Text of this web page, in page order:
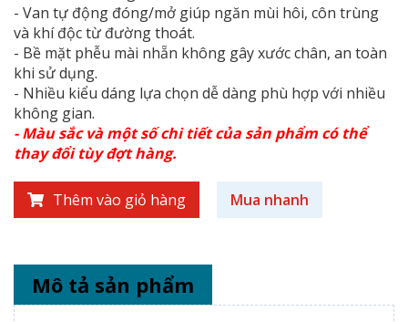
- Van tự động đóng/mở giúp ngăn mùi hôi, côn trùng
và khí độc từ đường thoát.
- Bề mặt phễu mài nhẵn không gây xước chân, an toàn
khi sử dụng.
- Nhiều kiểu dáng lựa chọn dễ dàng phù hợp với nhiều
không gian.
- Màu sắc và một số chi tiết của sản phẩm có thể
thay đổi tùy đợt hàng.
Thêm vào giỏ hàng Mua nhanh
Mô tả sản phẩm